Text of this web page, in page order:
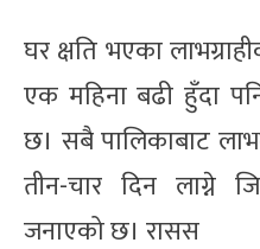
घर क्षति भएका
एक महिना बढी हुँदा
छ। सबै पालिकाबाट
तीन-चार दिन लाग्ने
जनाएको छ। रासस